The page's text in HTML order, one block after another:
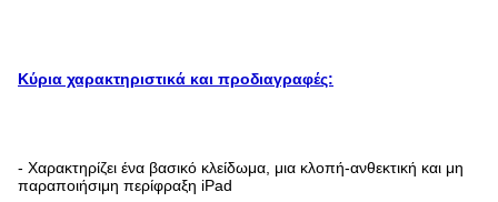
Κύρια χαρακτηριστικά και προδιαγραφές:
- Χαρακτηρίζει ένα βασικό κλείδωμα, μια κλοπή-ανθεκτική και μη
παραποιήσιμη περίφραξη iPad